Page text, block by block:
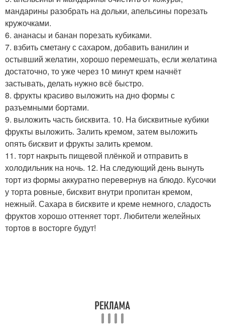
мандарины разобрать на дольки, апельсины порезать
кружочками.
6. ананасы и банан порезать кубиками.
7. взбить сметану с сахаром, добавить ванилин и
остывший желатин, хорошо перемешать, если желатина
достаточно, то уже через 10 минут крем начнёт
застывать, делать нужно всё быстро.
8. фрукты красиво выложить на дно формы с
разъемными бортами.
9. выложить часть бисквита. 10. На бисквитные кубики
фрукты выложить. Залить кремом, затем выложить
опять бисквит и фрукты залить кремом.
11. торт накрыть пищевой плёнкой и отправить в
холодильник на ночь. 12. На следующий день вынуть
торт из формы аккуратно перевернув на блюдо. Кусочки
у торта ровные, бисквит внутри пропитан кремом,
нежный. Сахара в бисквите и креме немного, сладость
фруктов хорошо оттеняет торт. Любители желейных
тортов в восторге будут!